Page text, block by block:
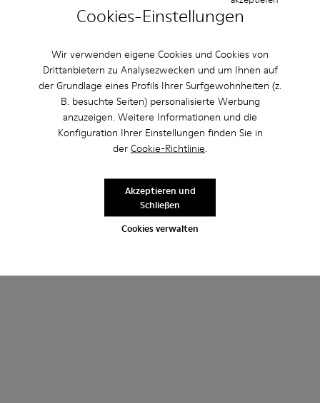
Cookies-Einstellungen
Wir verwenden eigene Cookies und Cookies von
Drittanbietern zu Analysezwecken und um Ihnen auf
der Grundlage eines Profils Ihrer Surfgewohnheiten (z.
B. besuchte Seiten) personalisierte Werbung
anzuzeigen. Weitere Informationen und die
Konfiguration Ihrer Einstellungen finden Sie in
der Cookie-Richtlinie.
Cookies verwalten
Akzeptieren und
Schließen